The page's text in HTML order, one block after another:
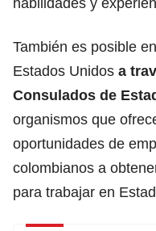
También es posible
Estados Unidos a
Consulados de
organismos que
oportunidades de
colombianos a
para trabajar en